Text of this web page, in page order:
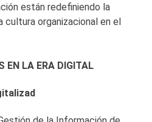
están redefiniendo la
cultura organizacional en el
EN LA ERA DIGITAL